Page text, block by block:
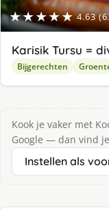
★★★★★ 4.63
Karisik Tursu =
Bijgerechten
Kook je vaker met
Google — dan vind
Instellen als